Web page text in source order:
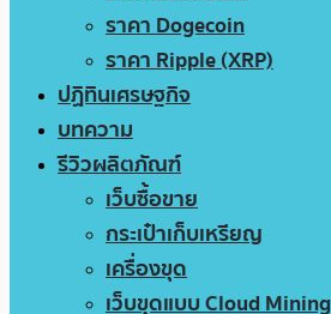
ราคา Dogecoin
ราคา Ripple (XRP)
ปฏิทินเศรษฐกิจ
บทความ
รีวิวผลิตภัณฑ์
เว็บซื้อขาย
กระเป๋าเก็บเหรียญ
เครื่องขุด
เว็บขุดแบบ Cloud Mining